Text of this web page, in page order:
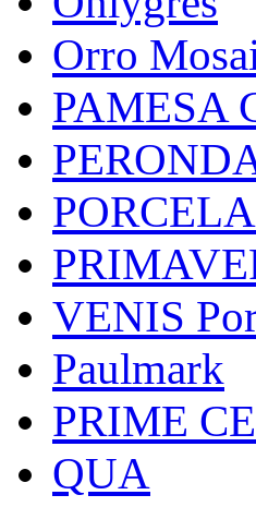
Orro
PAMESA
VENIS
Paulmark
PRIME
QUA